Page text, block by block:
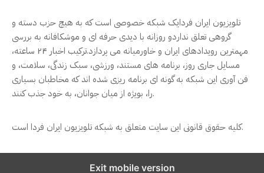
تلویزیون ایران فردایک شبکه خصوصی است که به هیچ حزب دسته و
گروهی تعلق نداردو روزانه با دیدی حرفه ای و موشکافانه به بررسی
مهمترین رویدادهای ایران و خاورمیانه می پردازد.ترکیب اخبار ۲۴ ساعته،
مسایل جاری روز، برنامه های مستند، ورزشی، سبک زندگی، سلامت، و
فن آوری این شبکه به گونه ای برنامه ریزی شده اند که مخاطبان بسیاری
را، بویژه از میان جوانان، به خود جذب کنند.
کلیه حقوق قانونی این سایت متعلق به شبکه تلویزیون ایران فردا است.
Exit mobile version